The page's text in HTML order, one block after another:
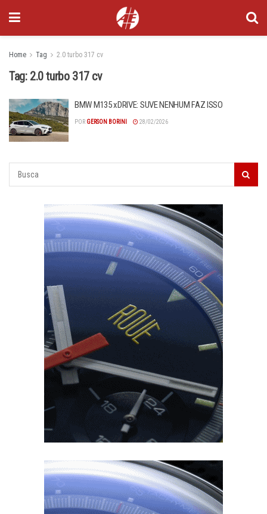
Home Tag 2.0 turbo 317 cv
Tag: 2.0 turbo 317 cv
BMW M135 xDRIVE: SUVE NENHUM FAZ ISSO
POR GERSON BORINI 28/02/2026